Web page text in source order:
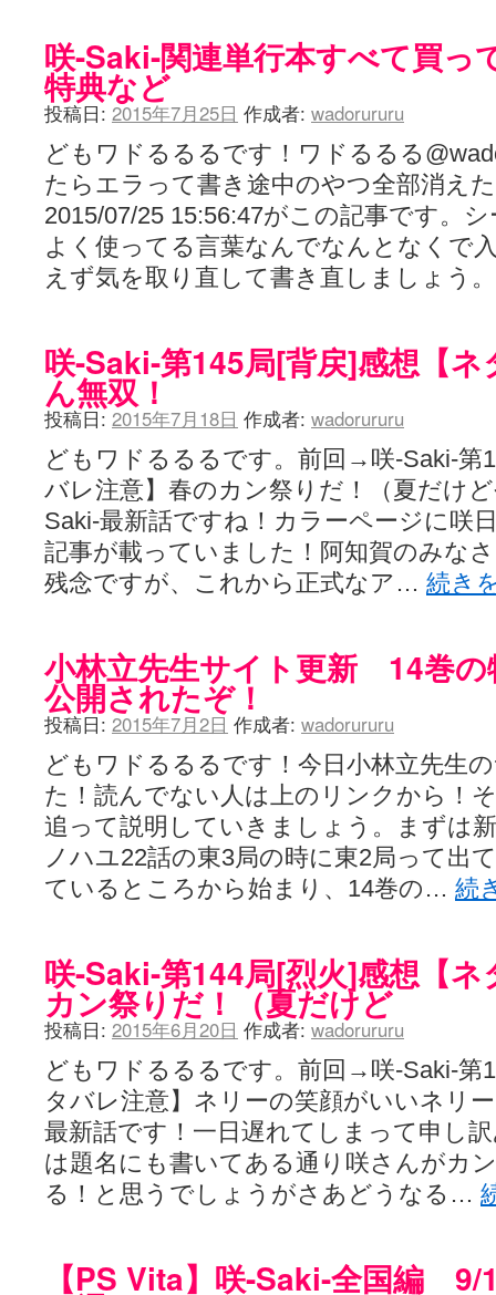
咲-Saki-関連単行本すべて買っ
特典など
投稿日: 2015年7月25日 作成者: wadorururu
どもワドるるるです！ワドるるる
たらエラって書き途中のやつ全部消え
2015/07/25 15:56:47がこの記事です。
よく使ってる言葉なんでなんとなくで
えず気を取り直して書き直しましょう
咲-Saki-第145局[背戻]感想【
ん無双！
投稿日: 2015年7月18日 作成者: wadorururu
どもワドるるるです。前回→咲-Saki-第
バレ注意】春のカン祭りだ！（夏だけ
Saki-最新話ですね！カラーページに咲
記事が載っていました！阿知賀のみな
残念ですが、これから正式なア… 続き
小林立先生サイト更新 14巻の
公開されたぞ！
投稿日: 2015年7月2日 作成者: wadorururu
どもワドるるるです！今日小林立先生
た！読んでない人は上のリンクから！
追って説明していきましょう。まずは
ノハユ22話の東3局の時に東2局って出
ているところから始まり、14巻の… 続
咲-Saki-第144局[烈火]感想【
カン祭りだ！（夏だけど
投稿日: 2015年6月20日 作成者: wadorururu
どもワドるるるです。前回→咲-Saki-第
タバレ注意】ネリーの笑顔がいいネリ
最新話です！一日遅れてしまって申し
は題名にも書いてある通り咲さんがカ
る！と思うでしょうがさあどうなる…
【PS Vita】咲-Saki-全国編